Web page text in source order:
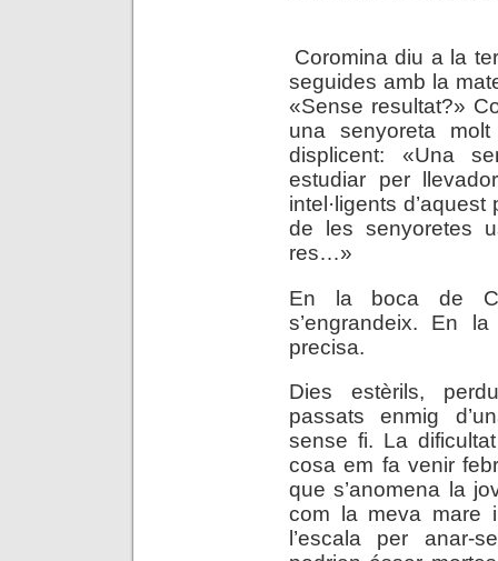
Coromina diu a la
seguides amb la
«Sense resultat?»
una senyoreta
displicent: «Una
estudiar per
intel·ligents
de les senyoretes
res…»
En la boca de
s’engrandeix. En
precisa.
Dies estèrils,
passats enmig
sense fi. La
cosa em fa venir
que s’anomena la
com la meva mare
l’escala per anar-